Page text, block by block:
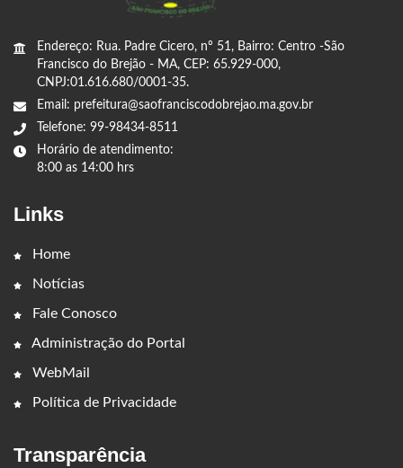
Endereço: Rua. Padre Cicero, nº 51, Bairro: Centro -São
Francisco do Brejão - MA, CEP: 65.929-000,
CNPJ:01.616.680/0001-35.
Email: prefeitura@saofranciscodobrejao.ma.gov.br
Telefone: 99-98434-8511
Horário de atendimento:
8:00 as 14:00 hrs
Links
Home
Notícias
Fale Conosco
Administração do Portal
WebMail
Política de Privacidade
Transparência